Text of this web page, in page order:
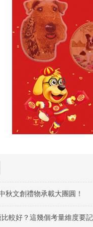
秋文創禮物承載大團圓！
較好？這幾個考量維度要